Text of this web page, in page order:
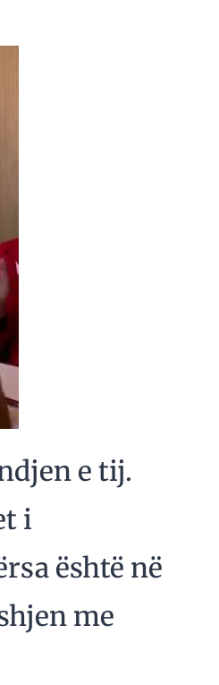
e tij.
i
është në
me